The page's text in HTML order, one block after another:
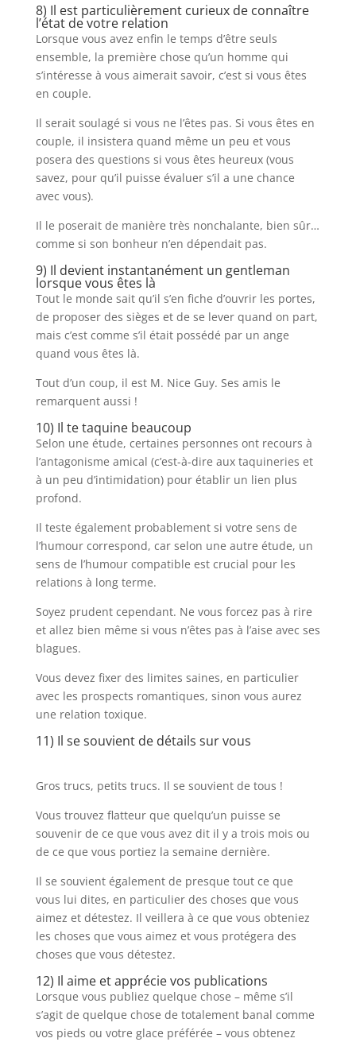
8) Il est particulièrement curieux de connaître
l’état de votre relation
Lorsque vous avez enfin le temps d’être seuls
ensemble, la première chose qu’un homme qui
s’intéresse à vous aimerait savoir, c’est si vous êtes
en couple.
Il serait soulagé si vous ne l’êtes pas. Si vous êtes en
couple, il insistera quand même un peu et vous
posera des questions si vous êtes heureux (vous
savez, pour qu’il puisse évaluer s’il a une chance
avec vous).
Il le poserait de manière très nonchalante, bien sûr…
comme si son bonheur n’en dépendait pas.
9) Il devient instantanément un gentleman
lorsque vous êtes là
Tout le monde sait qu’il s’en fiche d’ouvrir les portes,
de proposer des sièges et de se lever quand on part,
mais c’est comme s’il était possédé par un ange
quand vous êtes là.
Tout d’un coup, il est M. Nice Guy. Ses amis le
remarquent aussi !
10) Il te taquine beaucoup
Selon une étude, certaines personnes ont recours à
l’antagonisme amical (c’est-à-dire aux taquineries et
à un peu d’intimidation) pour établir un lien plus
profond.
Il teste également probablement si votre sens de
l’humour correspond, car selon une autre étude, un
sens de l’humour compatible est crucial pour les
relations à long terme.
Soyez prudent cependant. Ne vous forcez pas à rire
et allez bien même si vous n’êtes pas à l’aise avec ses
blagues.
Vous devez fixer des limites saines, en particulier
avec les prospects romantiques, sinon vous aurez
une relation toxique.
11) Il se souvient de détails sur vous
Gros trucs, petits trucs. Il se souvient de tous !
Vous trouvez flatteur que quelqu’un puisse se
souvenir de ce que vous avez dit il y a trois mois ou
de ce que vous portiez la semaine dernière.
Il se souvient également de presque tout ce que
vous lui dites, en particulier des choses que vous
aimez et détestez. Il veillera à ce que vous obteniez
les choses que vous aimez et vous protégera des
choses que vous détestez.
12) Il aime et apprécie vos publications
Lorsque vous publiez quelque chose – même s’il
s’agit de quelque chose de totalement banal comme
vos pieds ou votre glace préférée – vous obtenez